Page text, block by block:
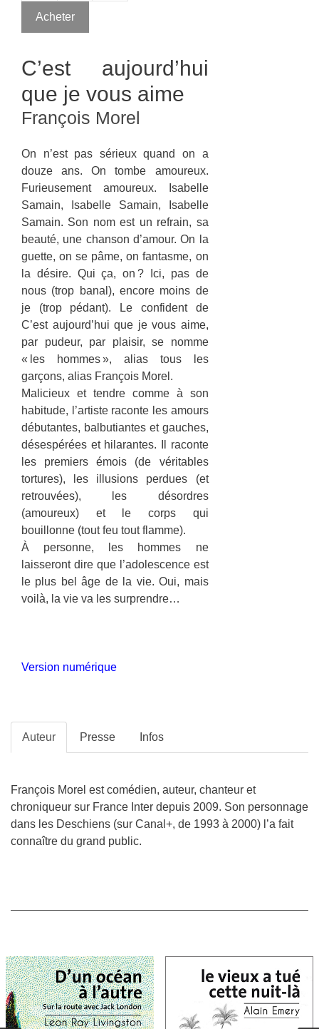
Acheter
C’est aujourd’hui
que je vous aime
François Morel
On n’est pas sérieux quand on a
douze ans. On tombe amoureux.
Furieusement amoureux. Isabelle
Samain, Isabelle Samain, Isabelle
Samain. Son nom est un refrain, sa
beauté, une chanson d’amour. On la
guette, on se pâme, on fantasme, on
la désire. Qui ça, on ? Ici, pas de
nous (trop banal), encore moins de
je (trop pédant). Le confident de
C’est aujourd’hui que je vous aime,
par pudeur, par plaisir, se nomme
« les hommes », alias tous les
garçons, alias François Morel.
Malicieux et tendre comme à son
habitude, l’artiste raconte les amours
débutantes, balbutiantes et gauches,
désespérées et hilarantes. Il raconte
les premiers émois (de véritables
tortures), les illusions perdues (et
retrouvées), les désordres
(amoureux) et le corps qui
bouillonne (tout feu tout flamme).
À personne, les hommes ne
laisseront dire que l’adolescence est
le plus bel âge de la vie. Oui, mais
voilà, la vie va les surprendre…
Version numérique
Auteur Presse Infos
François Morel est comédien, auteur, chanteur et
chroniqueur sur France Inter depuis 2009. Son personnage
dans les Deschiens (sur Canal+, de 1993 à 2000) l’a fait
connaître du grand public.